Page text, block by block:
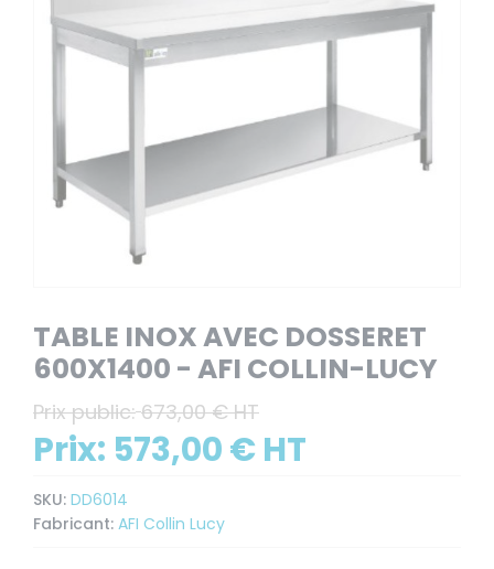
TABLE INOX AVEC DOSSERET
600X1400 - AFI COLLIN-LUCY
Prix public: 673,00 € HT
Prix: 573,00 € HT
SKU: DD6014
Fabricant: AFI Collin Lucy